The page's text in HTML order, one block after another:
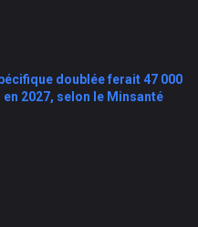
doublée ferait 47 000
2027, selon le Minsanté